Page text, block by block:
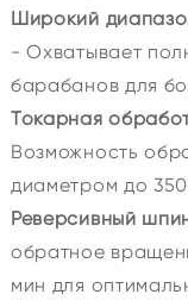
Широкий
- Охватывает
барабанов для
Токарная
Возможность
диаметром до
Реверсивный
обратное
мин для